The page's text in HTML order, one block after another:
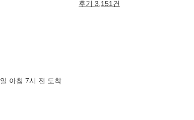
후기 3,151건
아침 7시 전 도착